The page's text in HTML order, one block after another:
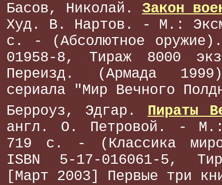
Басов, Николай. Закон
Худ. В. Нартов. - М.:
с. - (Абсолютное
01958-8, Тираж 8000
Переизд. (Армада
сериала "Мир Вечного
Берроуз, Эдгар. Пираты
англ. О. Петровой. -
719 с. - (Классика
ISBN 5-17-016061-5,
[Март 2003] Первые три